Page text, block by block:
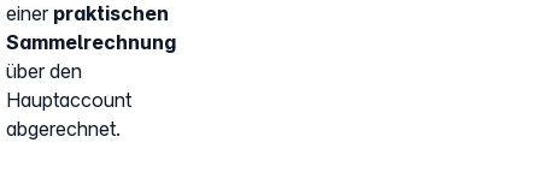
einer praktischen
Sammelrechnung
über den
Hauptaccount
abgerechnet.